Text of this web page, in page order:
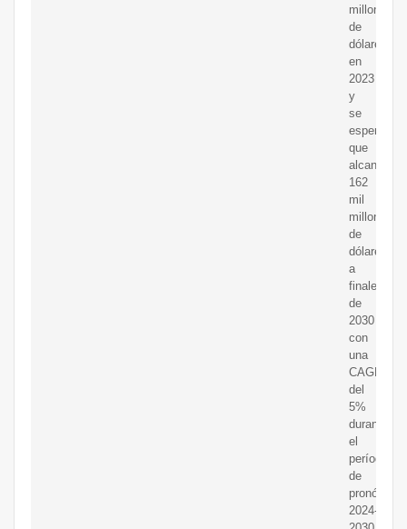
millones
de
dólares
en
2023
y
se
espera
que
alcance
162
mil
millones
de
dólares
a
finales
de
2030
con
una
CAGR
del
5%
durante
el
período
de
pronóstico
2024-